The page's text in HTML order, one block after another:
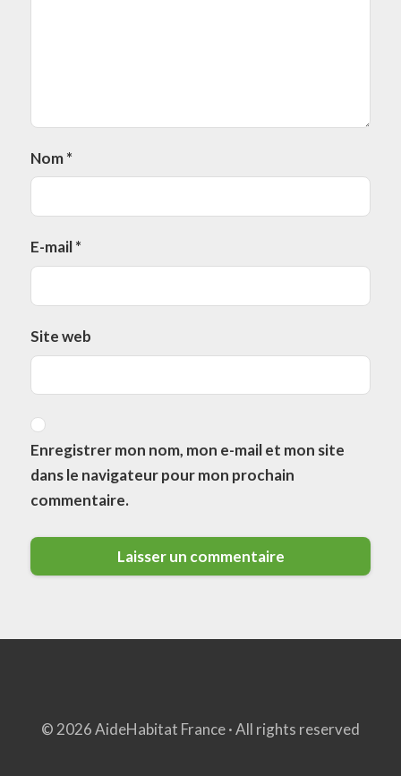
Nom*
E-mail*
Site web
Enregistrer mon nom, mon e-mail et mon site
dans le navigateur pour mon prochain
commentaire.
© 2026 AideHabitat France · All rights reserved